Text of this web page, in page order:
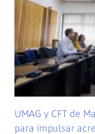
UMAG y CFT de
para impulsar